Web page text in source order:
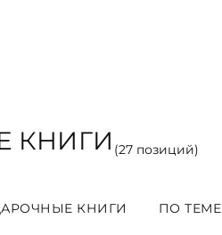
КНИГИ (27позиций)
КНИГИ ПО ТЕМЕ